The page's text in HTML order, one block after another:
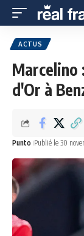
ACTUS
Marcelino
d'Or à
Punto Publié le 30